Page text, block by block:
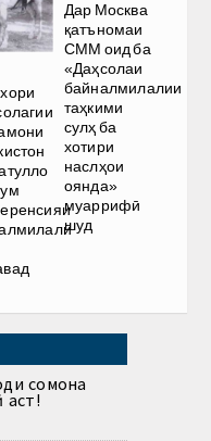
Дар Москва
қатъномаи
СММ оид ба
«Даҳсолаи
байналмилалии
таҳкими
сулҳ ба
хотири
наслҳои
оянда»
муаррифӣ
шуд
сомона
аст!